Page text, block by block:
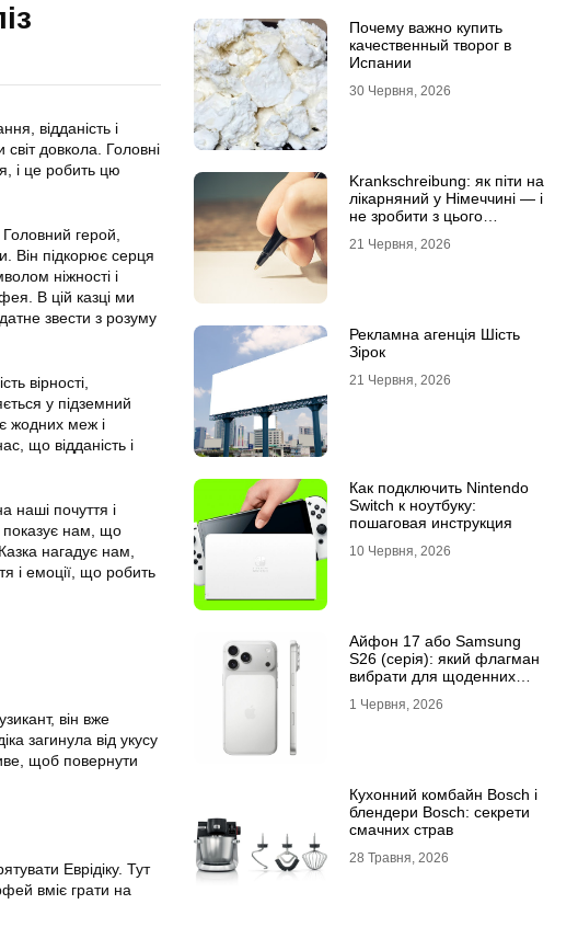
відданість і
світ довкола. Головні
і це робить цю
герой,
Він підкорює серця
ніжності і
В цій казці ми
звести з розуму
вірності,
у підземний
жодних меж і
що відданість і
наші почуття і
показує нам, що
нагадує нам,
і емоції, що робить
він вже
загинула від укусу
щоб повернути
Еврідіку. Тут
вміє грати на
Почему важно купить
качественный творог в
Испании
30 Червня, 2026
Krankschreibung: як піти на
лікарняний у Німеччині — і
не зробити з цього
21 Червня, 2026
Рекламна агенція Шість
Зірок
21 Червня, 2026
Как подключить Nintendo
Switch к ноутбуку:
пошаговая инструкция
10 Червня, 2026
Айфон 17 або Samsung
S26 (серія): який флагман
вибрати для щоденних
1 Червня, 2026
Кухонний комбайн Bosch і
блендери Bosch: секрети
смачних страв
28 Травня, 2026